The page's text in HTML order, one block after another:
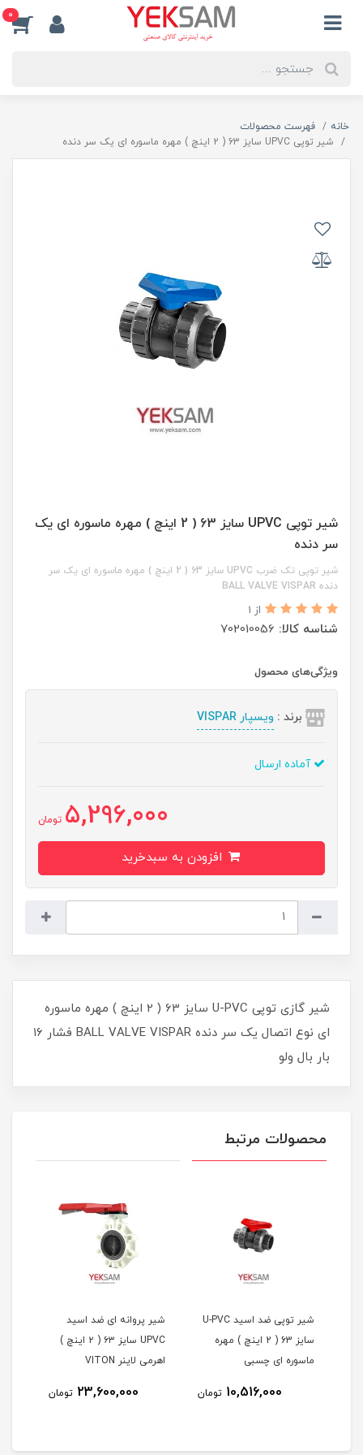
0
خانه
فهرست محصولات
شیر توپی UPVC سایز 63 ( 2 اینچ ) مهره ماسوره ای یک سر دنده
شیر توپی UPVC سایز 63 ( 2 اینچ ) مهره ماسوره ای یک
سر دنده
شیر توپی تک ضرب UPVC سایز 63 ( 2 اینچ ) مهره ماسوره ای یک سر
دنده BALL VALVE VISPAR
از 1
شناسه کالا: 702010056
ویژگی‌های محصول
برند : ویسپار VISPAR
آماده ارسال
5,296,000 تومان
شیر گازی توپی U-PVC سایز 63 ( 2 اینچ ) مهره ماسوره
ای نوع اتصال یک سر دنده BALL VALVE VISPAR فشار ۱۶
بار بال ولو
محصولات مرتبط
شیر توپی ضد اسید U-PVC
سایز 63 ( 2 اینچ ) مهره
ماسوره ای چسبی
10,516,000 تومان
شیر پروانه ای ضد اسید
UPVC سایز ۶۳ ( ۲ اینچ )
اهرمی لاینر VITON
23,600,000 تومان